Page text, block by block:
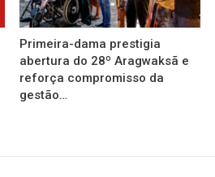
Primeira-dama prestigia
abertura do 28º Aragwaksã e
reforça compromisso da
gestão…